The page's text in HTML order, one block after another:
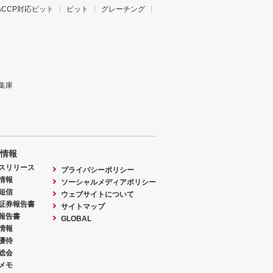
対応ピット ピット
グレーチング
庫
報
リリース
報
信
券報告書
告書
報
待
会
モ
プライバシーポリシー
ソーシャルメディアポリシー
ウェブサイトについて
サイトマップ
GLOBAL